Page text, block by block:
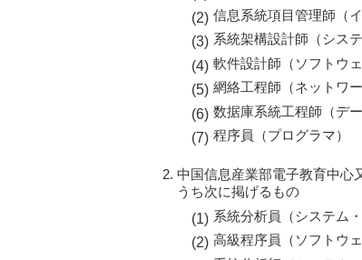
信息系統項目管理師（
系統架構設計師（シス
軟件設計師（ソフトウ
網絡工程師（ネットワ
数据庫系統工程師（デ
程序員（プログラマ）
中国信息産業部電子教育中心
うち次に掲げるもの
系統分析員（システム
高級程序員（ソフトウ